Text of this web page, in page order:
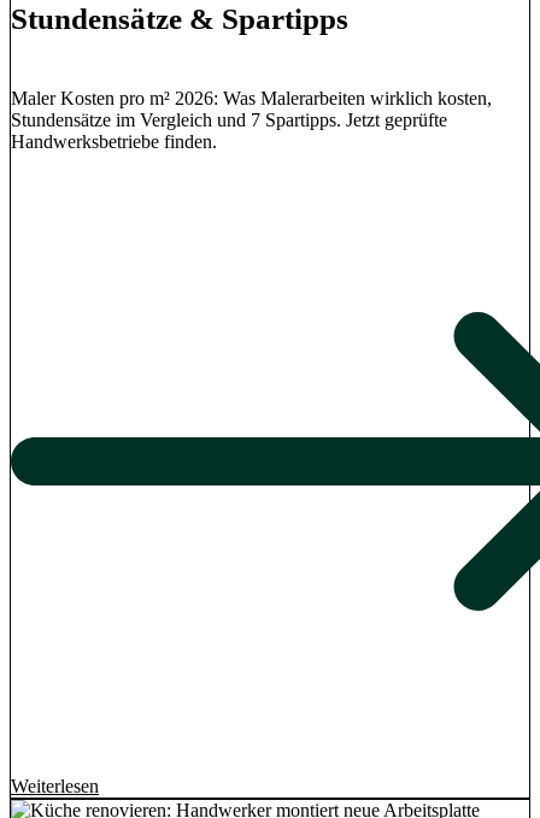
Stundensätze & Spartipps
Maler Kosten pro m² 2026: Was Malerarbeiten wirklich kosten,
Stundensätze im Vergleich und 7 Spartipps. Jetzt geprüfte
Handwerksbetriebe finden.
Weiterlesen